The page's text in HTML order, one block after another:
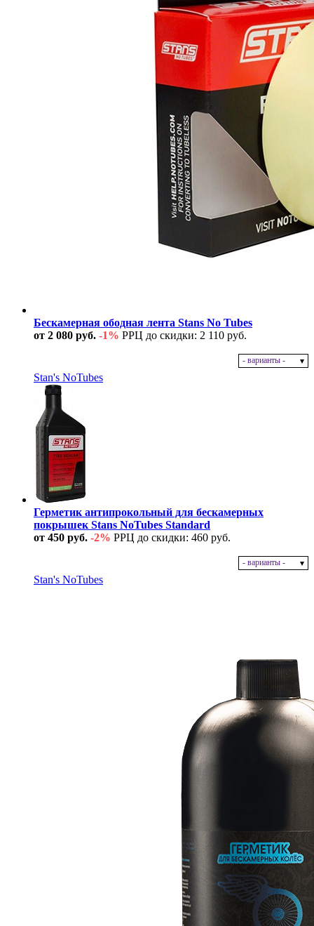
Бескамерная ободная лента Stans No Tubes
от 2 080 руб. -1% РРЦ до скидки: 2 110 руб.
- варианты -
Stan's NoTubes
Герметик антипрокольный для бескамерных
покрышек Stans NoTubes Standard
от 450 руб. -2% РРЦ до скидки: 460 руб.
- варианты -
Stan's NoTubes